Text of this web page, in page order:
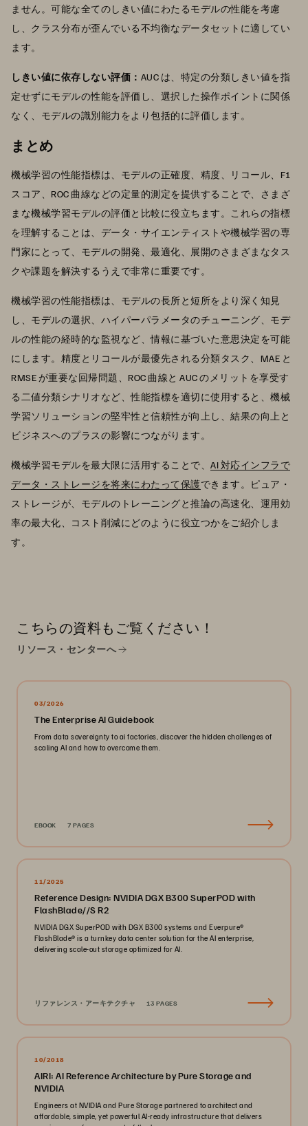
ません。可能な全てのしきい値にわたるモデルの性能を考慮
し、クラス分布が歪んでいる不均衡なデータセットに適してい
ます。
しきい値に依存しない評価： AUC は、特定の分類しきい値を指
定せずにモデルの性能を評価し、選択した操作ポイントに関係
なく、モデルの識別能力をより包括的に評価します。
まとめ
機械学習の性能指標は、モデルの正確度、精度、リコール、F1
スコア、ROC 曲線などの定量的測定を提供することで、さまざ
まな機械学習モデルの評価と比較に役立ちます。これらの指標
を理解することは、データ・サイエンティストや機械学習の専
門家にとって、モデルの開発、最適化、展開のさまざまなタス
クや課題を解決するうえで非常に重要です。
機械学習の性能指標は、モデルの長所と短所をより深く知見
し、モデルの選択、ハイパーパラメータのチューニング、モデ
ルの性能の経時的な監視など、情報に基づいた意思決定を可能
にします。精度とリコールが最優先される分類タスク、MAE と
RMSE が重要な回帰問題、ROC 曲線と AUC のメリットを享受す
る二値分類シナリオなど、性能指標を適切に使用すると、機械
学習ソリューションの堅牢性と信頼性が向上し、結果の向上と
ビジネスへのプラスの影響につながります。
機械学習モデルを最大限に活用することで、 AI 対応インフラで
データ・ストレージを将来にわたって保護できます。ピュア・
ストレージが、モデルのトレーニングと推論の高速化、運用効
率の最大化、コスト削減にどのように役立つかをご紹介しま
す。
こちらの資料もご覧ください！
リソース・センターへ
03/2026
The Enterprise AI Guidebook
From data sovereignty to ai factories, discover the hidden challenges of
scaling AI and how to overcome them.
EBOOK 7 PAGES
11/2025
Reference Design: NVIDIA DGX B300 SuperPOD with
FlashBlade//S R2
NVIDIA DGX SuperPOD with DGX B300 systems and Everpure®️
FlashBlade®️ is a turnkey data center solution for the AI enterprise,
delivering scale-out storage optimized for AI.
リファレンス・アーキテクチャ 13 PAGES
10/2018
AIRI: AI Reference Architecture by Pure Storage and
NVIDIA
Engineers at NVIDIA and Pure Storage partnered to architect and
affordable, simple, yet powerful AI-ready infrastructure that delivers